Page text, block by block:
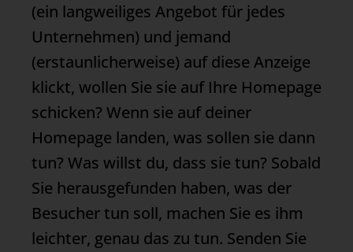
(ein langweiliges Angebot für jedes
Unternehmen) und jemand
(erstaunlicherweise) auf diese Anzeige
klickt, wollen Sie sie auf Ihre Homepage
schicken? Wenn sie auf deiner
Homepage landen, was sollen sie dann
tun? Was willst du, dass sie tun? Sobald
Sie herausgefunden haben, was der
Besucher tun soll, machen Sie es ihm
leichter, genau das zu tun. Senden Sie